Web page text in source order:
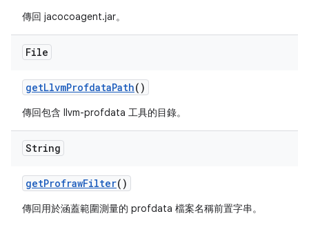
傳回 jacocoagent.jar。
File
getLlvmProfdataPath()
傳回包含 llvm-profdata 工具的目錄。
String
getProfrawFilter()
傳回用於涵蓋範圍測量的 profdata 檔案名稱前置字串。